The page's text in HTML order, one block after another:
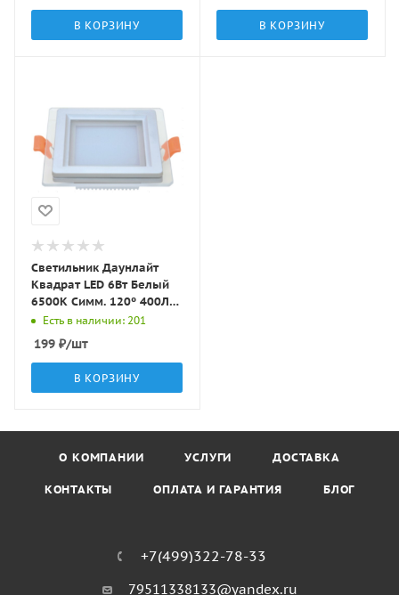
В КОРЗИНУ В КОРЗИНУ
Светильник Даунлайт
Квадрат LED 6Вт Белый
6500K Симм. 120º 400Лм
100х100х35мм L-S006-G
Есть в наличии: 201
199 ₽/шт
В КОРЗИНУ
О КОМПАНИИ УСЛУГИ ДОСТАВКА
КОНТАКТЫ ОПЛАТА И ГАРАНТИЯ БЛОГ
+7(499)322-78-33
79511338133@yandex.ru